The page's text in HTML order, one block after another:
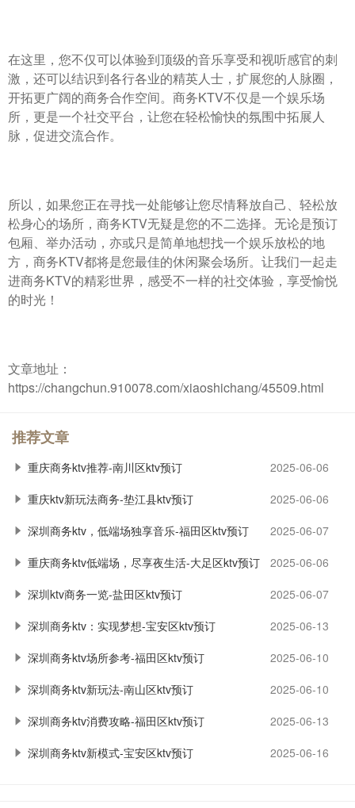
在这里，您不仅可以体验到顶级的音乐享受和视听感官的刺
激，还可以结识到各行各业的精英人士，扩展您的人脉圈，
开拓更广阔的商务合作空间。商务KTV不仅是一个娱乐场
所，更是一个社交平台，让您在轻松愉快的氛围中拓展人
脉，促进交流合作。
所以，如果您正在寻找一处能够让您尽情释放自己、轻松放
松身心的场所，商务KTV无疑是您的不二选择。无论是预订
包厢、举办活动，亦或只是简单地想找一个娱乐放松的地
方，商务KTV都将是您最佳的休闲聚会场所。让我们一起走
进商务KTV的精彩世界，感受不一样的社交体验，享受愉悦
的时光！
文章地址：
https://changchun.910078.com/xiaoshichang/45509.html
推荐文章
重庆商务ktv推荐-南川区ktv预订
2025-06-06
重庆ktv新玩法商务-垫江县ktv预订
2025-06-06
深圳商务ktv，低端场独享音乐-福田区ktv预订
2025-06-07
重庆商务ktv低端场，尽享夜生活-大足区ktv预订
2025-06-06
深圳ktv商务一览-盐田区ktv预订
2025-06-07
深圳商务ktv：实现梦想-宝安区ktv预订
2025-06-13
深圳商务ktv场所参考-福田区ktv预订
2025-06-10
深圳商务ktv新玩法-南山区ktv预订
2025-06-10
深圳商务ktv消费攻略-福田区ktv预订
2025-06-13
深圳商务ktv新模式-宝安区ktv预订
2025-06-16